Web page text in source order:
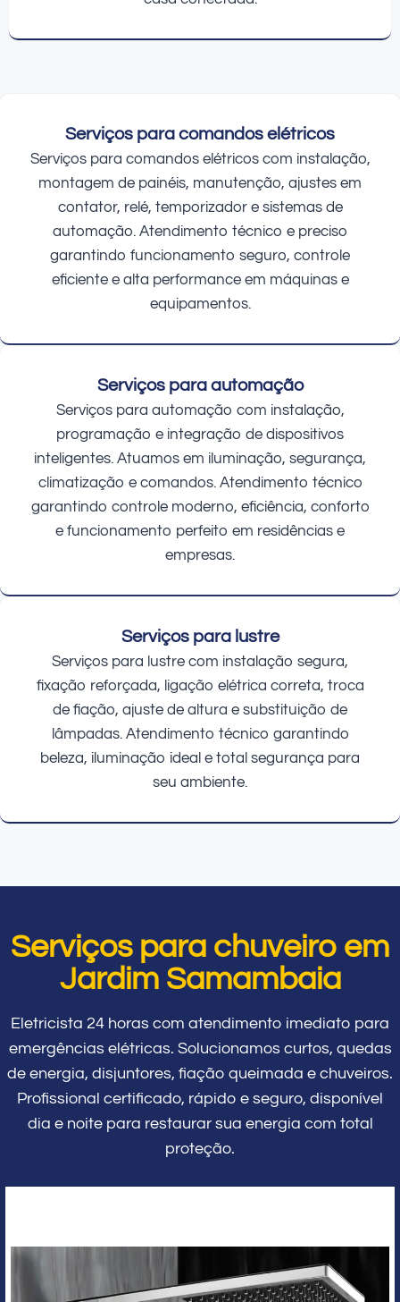
Serviços para comandos elétricos
Serviços para comandos elétricos com instalação,
montagem de painéis, manutenção, ajustes em
contator, relé, temporizador e sistemas de
automação. Atendimento técnico e preciso
garantindo funcionamento seguro, controle
eficiente e alta performance em máquinas e
equipamentos.
Serviços para automação
Serviços para automação com instalação,
programação e integração de dispositivos
inteligentes. Atuamos em iluminação, segurança,
climatização e comandos. Atendimento técnico
garantindo controle moderno, eficiência, conforto
e funcionamento perfeito em residências e
empresas.
Serviços para lustre
Serviços para lustre com instalação segura,
fixação reforçada, ligação elétrica correta, troca
de fiação, ajuste de altura e substituição de
lâmpadas. Atendimento técnico garantindo
beleza, iluminação ideal e total segurança para
seu ambiente.
Serviços para chuveiro em
Jardim Samambaia
Eletricista 24 horas com atendimento imediato para
emergências elétricas. Solucionamos curtos, quedas
de energia, disjuntores, fiação queimada e chuveiros.
Profissional certificado, rápido e seguro, disponível
dia e noite para restaurar sua energia com total
proteção.